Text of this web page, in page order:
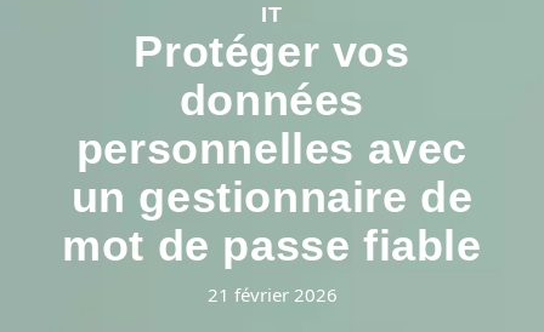
IT
Protéger vos
données
personnelles avec
un gestionnaire de
mot de passe fiable
21 février 2026